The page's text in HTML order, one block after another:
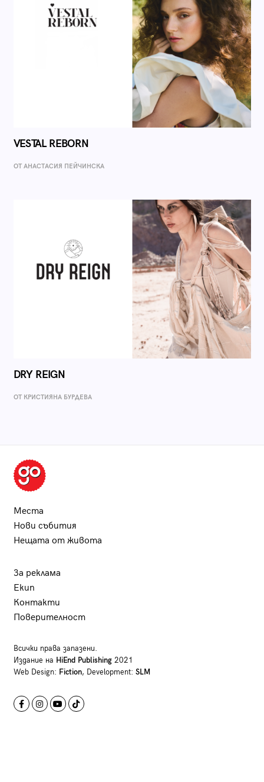
VESTAL REBORN
ОТ AНАСТАСИЯ ПЕЙЧИНСКА
DRY REIGN
ОТ КРИСТИЯНА БУРДЕВА
Места
Нови събития
Нещата от живота
За реклама
Екип
Контакти
Поверителност
Всички права запазени.
Издание на HiEnd Publishing2021
Web Design: Fiction, Development: SLM